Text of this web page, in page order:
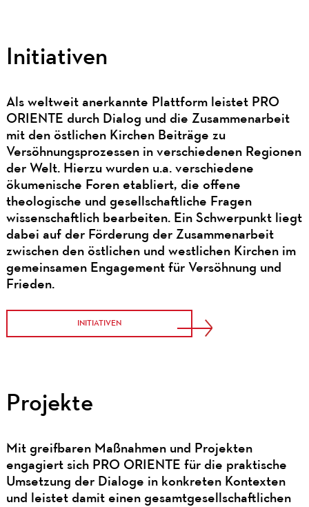
Initiativen
Als weltweit anerkannte Plattform leistet PRO
ORIENTE durch Dialog und die Zusammenarbeit
mit den östlichen Kirchen Beiträge zu
Versöhnungsprozessen in verschiedenen Regionen
der Welt. Hierzu wurden u.a. verschiedene
ökumenische Foren etabliert, die offene
theologische und gesellschaftliche Fragen
wissenschaftlich bearbeiten. Ein Schwerpunkt liegt
dabei auf der Förderung der Zusammenarbeit
zwischen den östlichen und westlichen Kirchen im
gemeinsamen Engagement für Versöhnung und
Frieden.
INITIATIVEN
Projekte
Mit greifbaren Maßnahmen und Projekten
engagiert sich PRO ORIENTE für die praktische
Umsetzung der Dialoge in konkreten Kontexten
und leistet damit einen gesamtgesellschaftlichen